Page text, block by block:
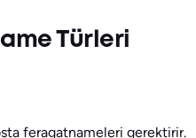
Türleri
feragatnameleri gerektirir.